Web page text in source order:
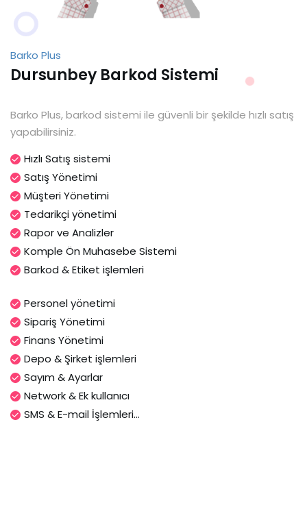
Barko Plus
Dursunbey Barkod Sistemi
Barko Plus, barkod sistemi ile güvenli bir şekilde hızlı satış
yapabilirsiniz.
Hızlı Satış sistemi
Satış Yönetimi
Müşteri Yönetimi
Tedarikçi yönetimi
Rapor ve Analizler
Komple Ön Muhasebe Sistemi
Barkod & Etiket işlemleri
Personel yönetimi
Sipariş Yönetimi
Finans Yönetimi
Depo & Şirket işlemleri
Sayım & Ayarlar
Network & Ek kullanıcı
SMS & E-mail İşlemleri...